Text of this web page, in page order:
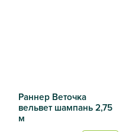
Раннер Веточка
вельвет шампань 2,75
м